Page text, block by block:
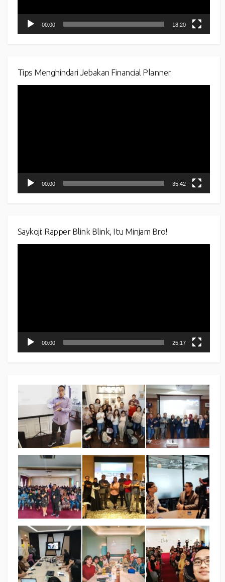
00:00 18:20
Tips Menghindari Jebakan Financial Planner
00:00 35:42
Saykoji: Rapper Blink Blink, Itu Minjam Bro!
00:00 25:17